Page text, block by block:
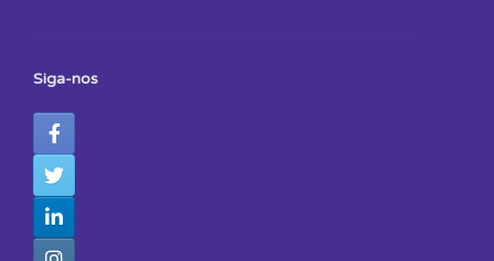
Siga-nos